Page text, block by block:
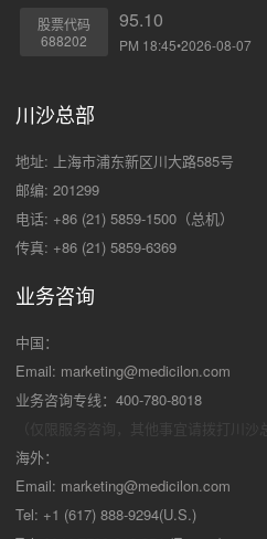
股票代码
688202
95.10
PM 18:45•2026-08-07
川沙总部
地址: 上海市浦东新区川大路585号
邮编: 201299
电话: +86 (21) 5859-1500（总机）
传真: +86 (21) 5859-6369
业务咨询
中国：
Email: marketing@medicilon.com
业务咨询专线：400-780-8018
海外：
Email: marketing@medicilon.com
Tel: +1 (617) 888-9294(U.S.)